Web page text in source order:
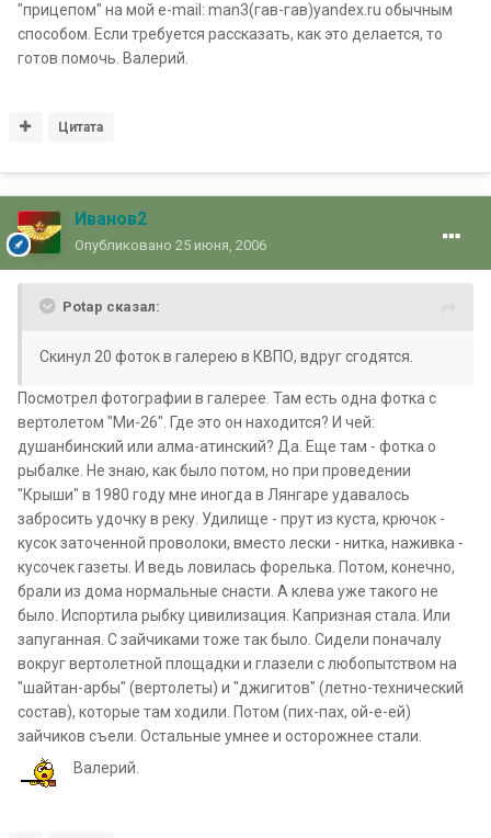
"прицепом" на мой e-mail: man3(гав-гав)yandex.ru обычным
способом. Если требуется рассказать, как это делается, то
готов помочь. Валерий.
Цитата
Иванов2
Опубликовано 25 июня, 2006
Potap сказал:
Скинул 20 фоток в галерею в КВПО, вдруг сгодятся.
Посмотрел фотографии в галерее. Там есть одна фотка с
вертолетом "Ми-26". Где это он находится? И чей:
душанбинский или алма-атинский? Да. Еще там - фотка о
рыбалке. Не знаю, как было потом, но при проведении
"Крыши" в 1980 году мне иногда в Лянгаре удавалось
забросить удочку в реку. Удилище - прут из куста, крючок -
кусок заточенной проволоки, вместо лески - нитка, наживка -
кусочек газеты. И ведь ловилась форелька. Потом, конечно,
брали из дома нормальные снасти. А клева уже такого не
было. Испортила рыбку цивилизация. Капризная стала. Или
запуганная. С зайчиками тоже так было. Сидели поначалу
вокруг вертолетной площадки и глазели с любопытством на
"шайтан-арбы" (вертолеты) и "джигитов" (летно-технический
состав), которые там ходили. Потом (пих-пах, ой-е-ей)
зайчиков съели. Остальные умнее и осторожнее стали.
Валерий.